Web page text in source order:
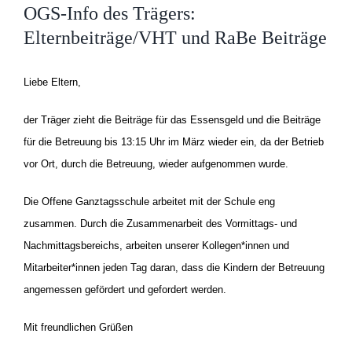
OGS-Info des Trägers:
Elternbeiträge/VHT und RaBe Beiträge
Liebe Eltern,
der Träger zieht die Beiträge für das Essensgeld und die Beiträge
für die Betreuung bis 13:15 Uhr im März wieder ein, da der Betrieb
vor Ort, durch die Betreuung, wieder aufgenommen wurde.
Die Offene Ganztagsschule arbeitet mit der Schule eng
zusammen. Durch die Zusammenarbeit des Vormittags- und
Nachmittagsbereichs, arbeiten unserer Kollegen*innen und
Mitarbeiter*innen jeden Tag daran, dass die Kindern der Betreuung
angemessen gefördert und gefordert werden.
Mit freundlichen Grüßen